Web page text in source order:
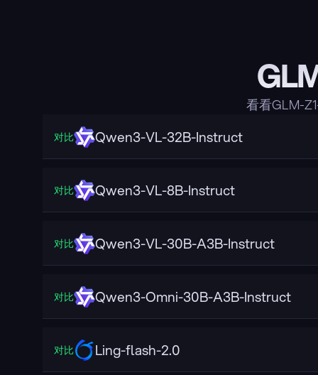
看看GLM-
对比 Qwen3-VL-32B-Instruct
对比 Qwen3-VL-8B-Instruct
对比 Qwen3-VL-30B-A3B-Instruct
对比 Qwen3-Omni-30B-A3B-Instruct
对比 Ling-flash-2.0